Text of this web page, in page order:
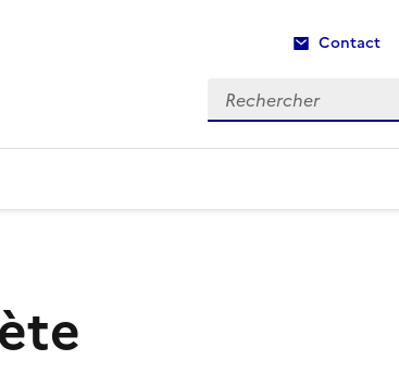
Contact
Rechercher